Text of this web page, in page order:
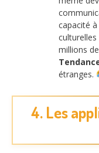
capacité
millions
étranges.
4. Les